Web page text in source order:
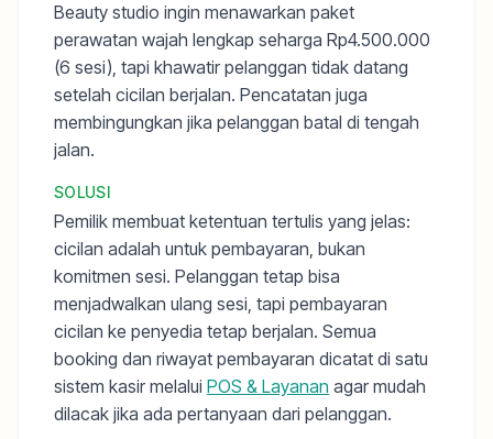
Beauty studio ingin menawarkan paket
perawatan wajah lengkap seharga Rp4.500.000
(6 sesi), tapi khawatir pelanggan tidak datang
setelah cicilan berjalan. Pencatatan juga
membingungkan jika pelanggan batal di tengah
jalan.
SOLUSI
Pemilik membuat ketentuan tertulis yang jelas:
cicilan adalah untuk pembayaran, bukan
komitmen sesi. Pelanggan tetap bisa
menjadwalkan ulang sesi, tapi pembayaran
cicilan ke penyedia tetap berjalan. Semua
booking dan riwayat pembayaran dicatat di satu
sistem kasir melalui POS & Layanan agar mudah
dilacak jika ada pertanyaan dari pelanggan.